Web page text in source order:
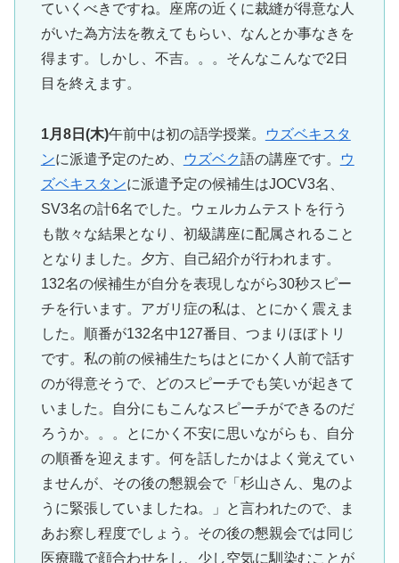
ていくべきですね。座席の近くに裁縫が得意な人
がいた為方法を教えてもらい、なんとか事なきを
得ます。しかし、不吉。。。そんなこんなで2日
目を終えます。
1月8日(木)午前中は初の語学授業。
ウズベキスタ
ンに派遣予定のため、 ウズベク語の講座です。
ウ
ズベキスタンに派遣予定の候補生はJOCV3名、
SV3名の計6名でした。ウェルカムテストを行う
も散々な結果となり、初級講座に配属されること
となりました。夕方、自己紹介が行われます。
132名の候補生が自分を表現しながら30秒スピー
チを行います。アガリ症の私は、とにかく震えま
した。順番が132名中127番目、つまりほぼトリ
です。私の前の候補生たちはとにかく人前で話す
のが得意そうで、どのスピーチでも笑いが起きて
いました。自分にもこんなスピーチができるのだ
ろうか。。。とにかく不安に思いながらも、自分
の順番を迎えます。何を話したかはよく覚えてい
ませんが、その後の懇親会で「杉山さん、鬼のよ
うに緊張していましたね。」と言われたので、ま
あお察し程度でしょう。その後の懇親会では同じ
医療職で顔合わせをし、少し空気に馴染むことが